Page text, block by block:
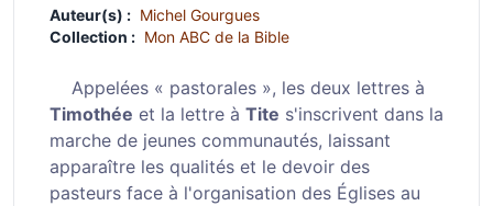
Auteur(s) : Michel Gourgues
Collection : Mon ABC de la Bible
Appelées « pastorales », les deux lettres à
Timothée et la lettre à Tite s'inscrivent dans la
marche de jeunes communautés, laissant
apparaître les qualités et le devoir des
pasteurs face à l'organisation des Églises au